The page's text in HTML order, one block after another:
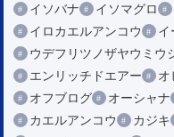
イソバナ
イソマグロ
イロカエルアンコウ
イ
ウデフリツノザヤウミウ
エンリッチドエアー
オ
オフブログ
オーシャナ
カエルアンコウ
カジキ